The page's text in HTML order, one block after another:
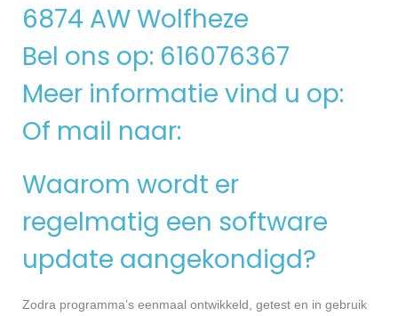
6874 AW Wolfheze
Bel ons op: 616076367
Meer informatie vind u op:
Of mail naar:
Waarom wordt er
regelmatig een software
update aangekondigd?
Zodra programma’s eenmaal ontwikkeld, getest en in gebruik